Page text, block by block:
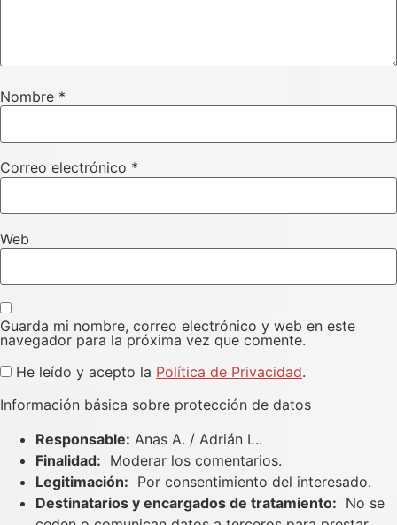
Nombre *
Correo electrónico *
Web
Guarda mi nombre, correo electrónico y web en este
navegador para la próxima vez que comente.
He leído y acepto la Política de Privacidad.
Información básica sobre protección de datos
Responsable: Anas A. / Adrián L..
Finalidad: Moderar los comentarios.
Legitimación: Por consentimiento del interesado.
Destinatarios y encargados de tratamiento: No se